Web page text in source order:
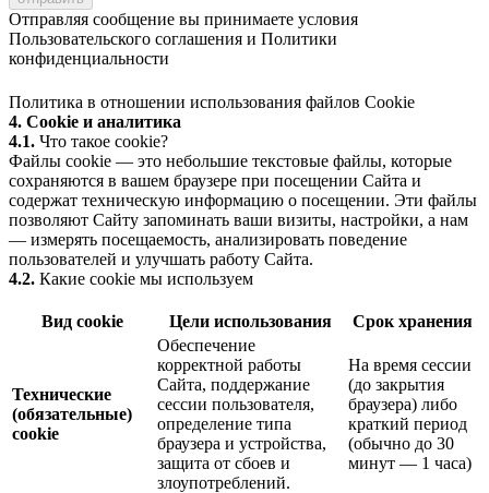
Отправляя сообщение вы принимаете условия
Пользовательского соглашения и Политики
конфиденциальности
Политика в отношении использования файлов Cookie
4. Cookie и аналитика
4.1. Что такое cookie?
Файлы cookie — это небольшие текстовые файлы, которые
сохраняются в вашем браузере при посещении Сайта и
содержат техническую информацию о посещении. Эти файлы
позволяют Сайту запоминать ваши визиты, настройки, а нам
— измерять посещаемость, анализировать поведение
пользователей и улучшать работу Сайта.
4.2. Какие cookie мы используем
Вид cookie Цели использования Срок хранения
Технические
(обязательные)
cookie
Обеспечение
корректной работы
Сайта, поддержание
сессии пользователя,
определение типа
браузера и устройства,
защита от сбоев и
злоупотреблений.
На время сессии
(до закрытия
браузера) либо
краткий период
(обычно до 30
минут — 1 часа)